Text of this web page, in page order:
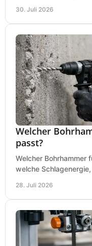
30. Juli 2026
Welcher
passt?
Welcher Bohrhammer
welche
28. Juli 2026